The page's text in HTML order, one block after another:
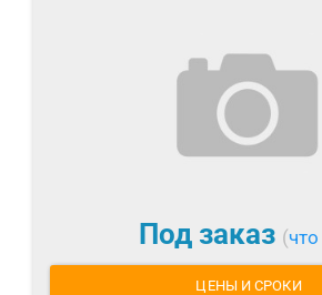
Под заказ (что
ЦЕНЫ И СРОКИ